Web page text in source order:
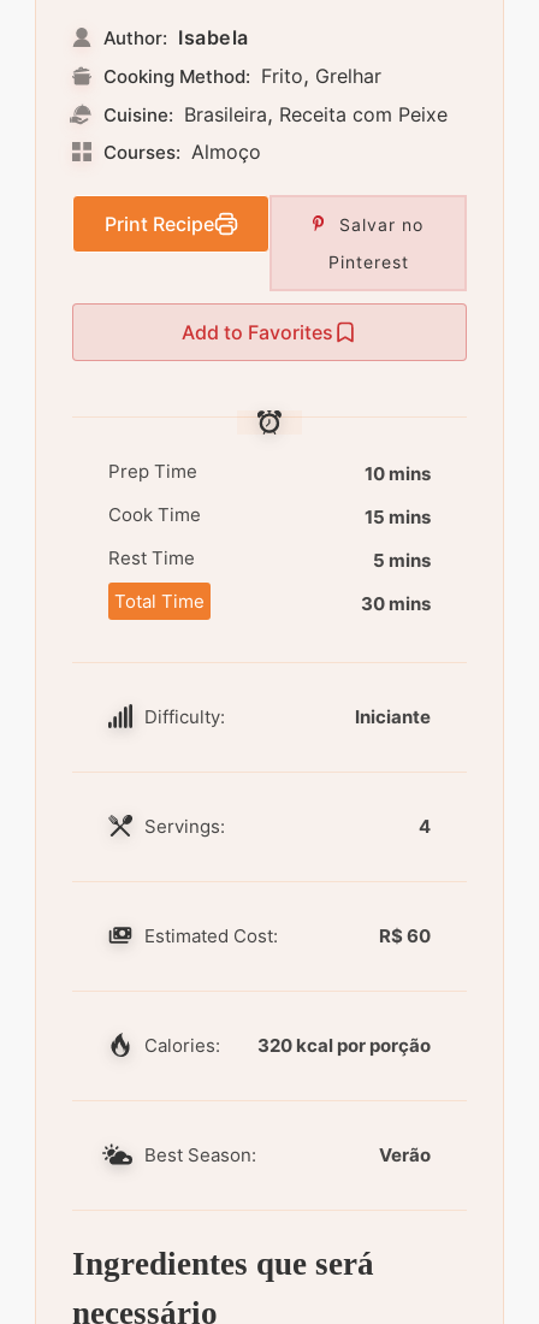
Author: Isabela
Cooking Method: Frito, Grelhar
Cuisine: Brasileira, Receita com Peixe
Courses: Almoço
Print Recipe
Salvar no
Pinterest
Add to Favorites
Prep Time
10 mins
Cook Time
15 mins
Rest Time
5 mins
Total Time
30 mins
Difficulty: Iniciante
Servings: 4
Estimated Cost: R$ 60
Calories: 320 kcal por porção
Best Season: Verão
Ingredientes que será
necessário